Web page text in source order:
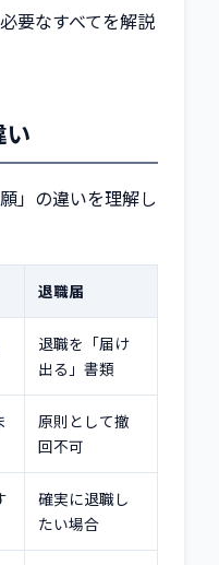
要なすべてを解説
」の違いを理解し
退職届
退職を「届け
出る」書類
原則として撤
回不可
確実に退職し
たい場合